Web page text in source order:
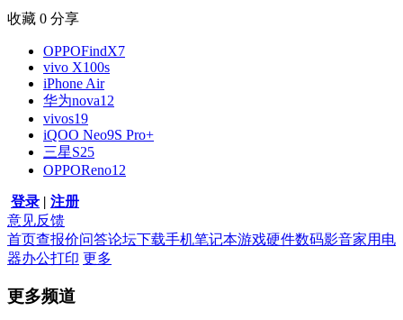
收藏 0 分享
OPPOFindX7
vivo X100s
iPhone Air
华为nova12
vivos19
iQOO Neo9S Pro+
三星S25
OPPOReno12
登录 | 注册
意见反馈
首页查报价问答论坛下载手机笔记本游戏硬件数码影音家用电
器办公打印 更多
更多频道